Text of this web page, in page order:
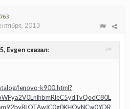
2013
Evgen сказал:
lenovo-k900.html?